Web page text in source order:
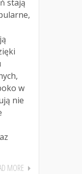
stają
w
nie
MORE